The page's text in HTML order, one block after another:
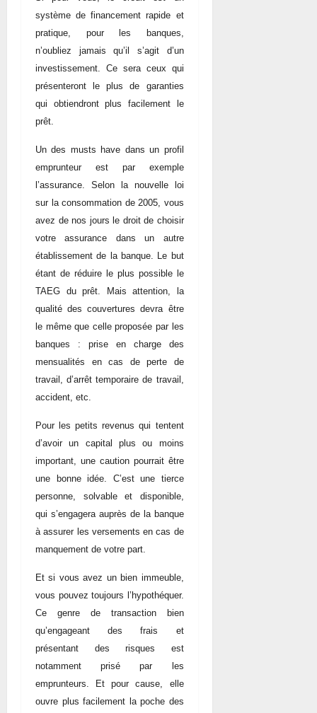
système de financement rapide et
pratique, pour les banques,
n’oubliez jamais qu’il s’agit d’un
investissement. Ce sera ceux qui
présenteront le plus de garanties
qui obtiendront plus facilement le
prêt.
Un des musts have dans un profil
emprunteur est par exemple
l’assurance. Selon la nouvelle loi
sur la consommation de 2005, vous
avez de nos jours le droit de choisir
votre assurance dans un autre
établissement de la banque. Le but
étant de réduire le plus possible le
TAEG du prêt. Mais attention, la
qualité des couvertures devra être
le même que celle proposée par les
banques : prise en charge des
mensualités en cas de perte de
travail, d’arrêt temporaire de travail,
accident, etc.
Pour les petits revenus qui tentent
d’avoir un capital plus ou moins
important, une caution pourrait être
une bonne idée. C’est une tierce
personne, solvable et disponible,
qui s’engagera auprès de la banque
à assurer les versements en cas de
manquement de votre part.
Et si vous avez un bien immeuble,
vous pouvez toujours l’hypothéquer.
Ce genre de transaction bien
qu’engageant des frais et
présentant des risques est
notamment prisé par les
emprunteurs. Et pour cause, elle
ouvre plus facilement la poche des